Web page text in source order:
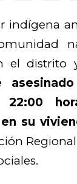
indígena
el distrito
su